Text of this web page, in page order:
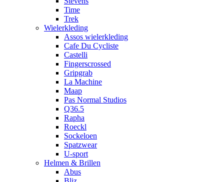
Time
Trek
Wielerkleding
Assos wielerkleding
Cafe Du Cycliste
Castelli
Fingerscrossed
Gripgrab
La Machine
Maap
Pas Normal Studios
Q36.5
Rapha
Roeckl
Sockeloen
Spatzwear
U-sport
Helmen & Brillen
Abus